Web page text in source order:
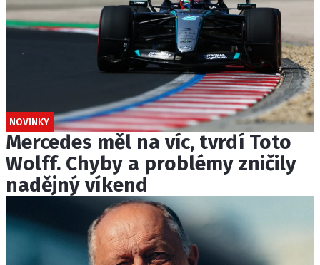
NOVINKY
Mercedes měl na víc, tvrdí Toto
Wolff. Chyby a problémy zničily
nadějný víkend